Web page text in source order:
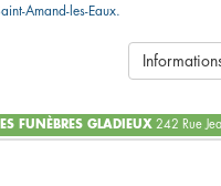
Amand-les-Eaux.
FUNÈBRES GLADIEUX 242 Rue